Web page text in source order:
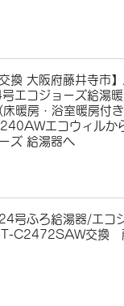
換 大阪府藤井寺市】
エコジョーズ給湯暖
暖房・浴室暖房付き)
エコウィルから
ズ 給湯器へ
号ふろ給湯器/エコジ
C2472SAW交換